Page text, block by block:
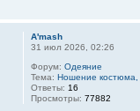
A'mash
31 июл 2026, 02:26
Форум:Одеяние
Тема:Ношение костюма,
Ответы: 16
Просмотры:77882